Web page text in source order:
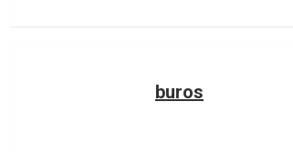
buros